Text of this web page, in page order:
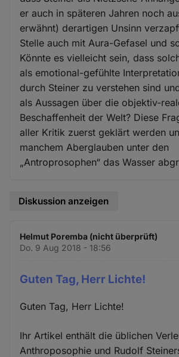
er auch in späteren Jahren noch
erwähnt) derartigen Unsinn
Stelle auch mit Aura-Gefasel und
Könnte es vielleicht sein, dass
als emotional-gefühlte
durch Steiner zu verstehen sind
als Aussagen über die objektiv-
Beschaffenheit der Welt? Diese
aller Kritik zuerst geklärt werden
manchem Aberglauben unter den
„Antroprosophen“ das Wasser
Diskussion anzeigen
Helmut Poremba (nicht überprüft)
Do. 9 Aug 2018 - 18:56
Guten Tag, Herr Lichte!
Guten Tag, Herr Lichte!
Ihr Artikel enthält die üblichen
Anthroposophie und Rudolf